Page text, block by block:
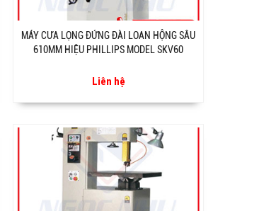
MÁY CƯA LỌNG ĐỨNG ĐÀI LOAN HỘNG SÂU
610MM HIỆU PHILLIPS MODEL SKV60
Liên hệ